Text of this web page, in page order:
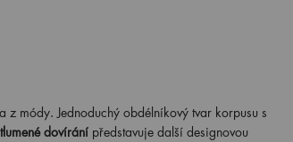
z módy. Jednoduchý obdélníkový tvar korpusu s
tlumené dovírání představuje další designovou